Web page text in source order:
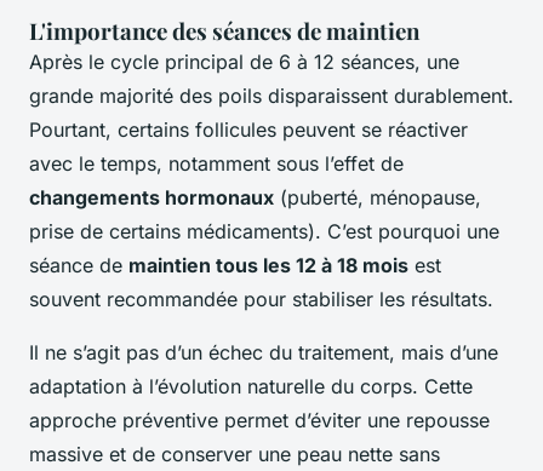
L'importance des séances de maintien
Après le cycle principal de 6 à 12 séances, une
grande majorité des poils disparaissent durablement.
Pourtant, certains follicules peuvent se réactiver
avec le temps, notamment sous l’effet de
changements hormonaux (puberté, ménopause,
prise de certains médicaments). C’est pourquoi une
séance de maintien tous les 12 à 18 mois est
souvent recommandée pour stabiliser les résultats.
Il ne s’agit pas d’un échec du traitement, mais d’une
adaptation à l’évolution naturelle du corps. Cette
approche préventive permet d’éviter une repousse
massive et de conserver une peau nette sans